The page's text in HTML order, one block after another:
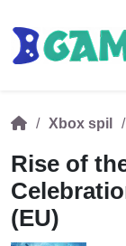
Xbox spil
Rise of
(EU)